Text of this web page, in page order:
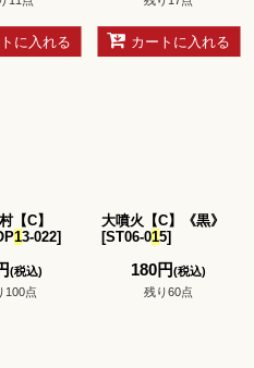
に入れる カートに入れる
【C】
13-022]
(税込)
100点
大噴火【C】《黒》
[ST06-015]
180円(税込)
残り60点